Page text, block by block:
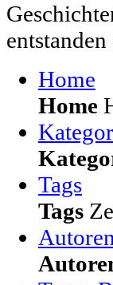
Home
Home
Tags
Tags
Autoren